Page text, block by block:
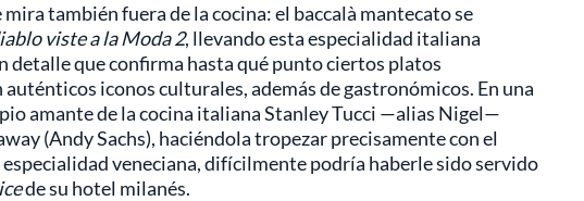
también fuera de la cocina: el baccalà mantecato se
viste a la Moda 2, llevando esta especialidad italiana
detalle que confirma hasta qué punto ciertos platos
iconos culturales, además de gastronómicos. En una
amante de la cocina italiana Stanley Tucci —alias Nigel—
(Andy Sachs), haciéndola tropezar precisamente con el
especialidad veneciana, difícilmente podría haberle sido servido
de su hotel milanés.